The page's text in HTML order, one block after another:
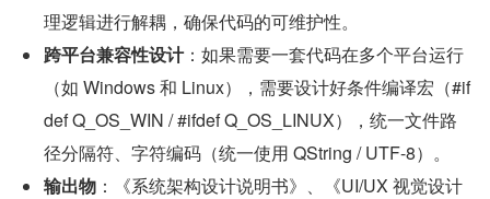
理逻辑进行解耦，确保代码的可维护性。
跨平台兼容性设计：如果需要一套代码在多个平台运行
（如 Windows 和 Linux），需要设计好条件编译宏（#if
def Q_OS_WIN / #ifdef Q_OS_LINUX），统一文件路
径分隔符、字符编码（统一使用 QString / UTF-8）。
输出物 ：《系统架构设计说明书》、《UI/UX 视觉设计